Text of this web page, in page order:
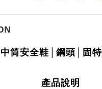
中筒安全鞋│鋼頭│固
產品說明